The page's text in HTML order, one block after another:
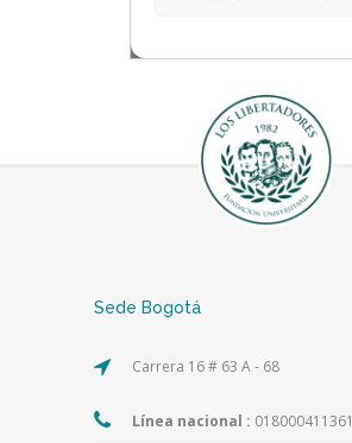
Sede Bogotá
Carrera 16 # 63 A - 68
Línea nacional : 018000411361